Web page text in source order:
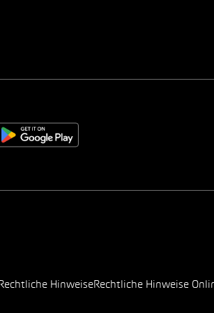
Rechtliche HinweiseRechtliche Hinweise